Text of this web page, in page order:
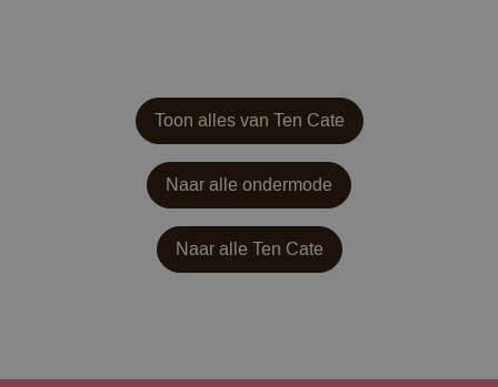
Toon alles van Ten Cate
Naar alle ondermode
Naar alle Ten Cate